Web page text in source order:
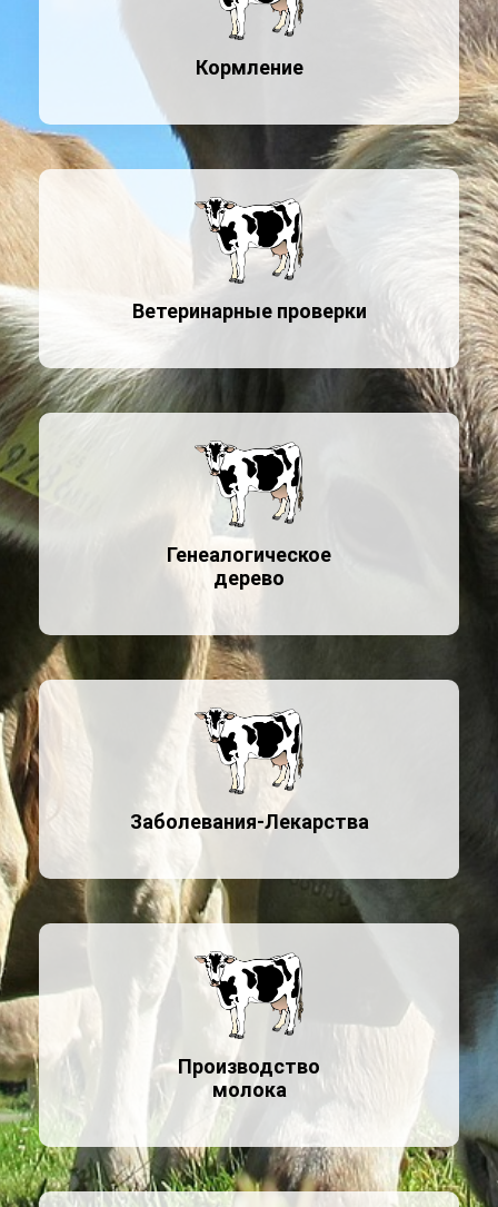
Кормление
Ветеринарные проверки
Генеалогическое
дерево
Заболевания-Лекарства
Производство
молока